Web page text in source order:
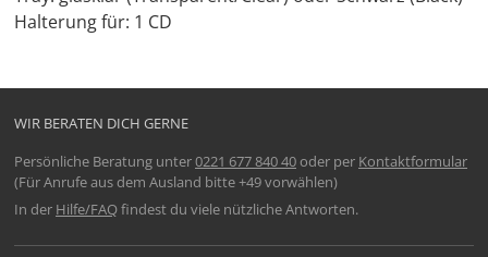
Halterung für: 1 CD
WIR BERATEN DICH GERNE
Persönliche Beratung unter0221 677 840 40oder per Kontaktformular
(Für Anrufe aus dem Ausland bitte +49 vorwählen)
In der Hilfe/FAQfindest du viele nützliche Antworten.